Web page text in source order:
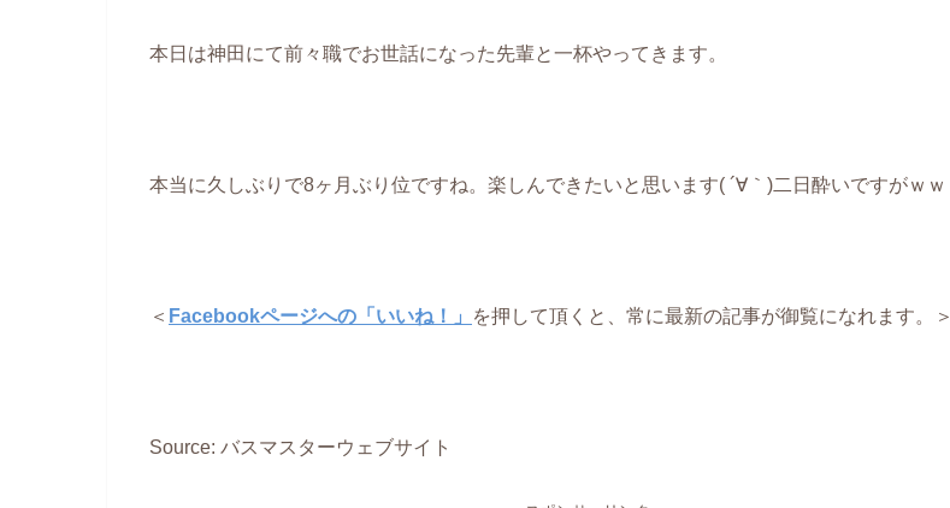
本日は神田にて前々職でお世話になった先輩と一杯やってきます。
本当に久しぶりで8ヶ月ぶり位ですね。楽しんできたいと思います( ´∀｀)二日酔いですがｗｗ
＜ Facebookページへの「いいね！」 を押して頂くと、常に最新の記事が御覧になれます。＞
Source: バスマスターウェブサイト